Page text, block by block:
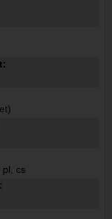
pl, cs